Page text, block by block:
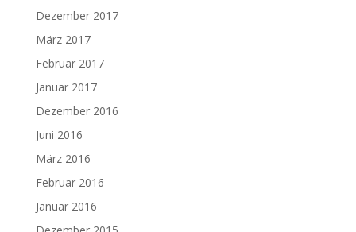
Dezember 2017
März 2017
Februar 2017
Januar 2017
Dezember 2016
Juni 2016
März 2016
Februar 2016
Januar 2016